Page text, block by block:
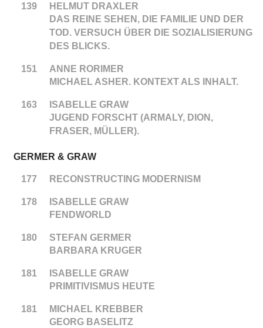
139
HELMUT DRAXLER
DAS REINE SEHEN, DIE FAMILIE UND DER
TOD. VERSUCH ÜBER DIE SOZIALISIERUNG
DES BLICKS.
151
ANNE RORIMER
MICHAEL ASHER. KONTEXT ALS INHALT.
163
ISABELLE GRAW
JUGEND FORSCHT (ARMALY, DION,
FRASER, MÜLLER).
GERMER & GRAW
177 RECONSTRUCTING MODERNISM
178
ISABELLE GRAW
FENDWORLD
180
STEFAN GERMER
BARBARA KRUGER
181
ISABELLE GRAW
PRIMITIVISMUS HEUTE
181
MICHAEL KREBBER
GEORG BASELITZ